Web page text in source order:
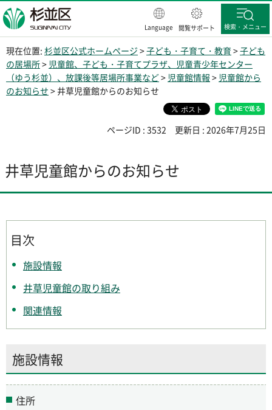
杉並区
Language 閲覧サポート 検索・メニュー
現在位置: 杉並区公式ホームページ >子ども・子育て・教育 >子ども
の居場所> 児童館、子ども・子育てプラザ、児童青少年センター
（ゆう杉並）、放課後等居場所事業など> 児童館情報 > 児童館から
のお知らせ > 井草児童館からのお知らせ
ページID : 3532 更新日 : 2026年7月25日
井草児童館からのお知らせ
目次
施設情報
井草児童館の取り組み
関連情報
施設情報
住所